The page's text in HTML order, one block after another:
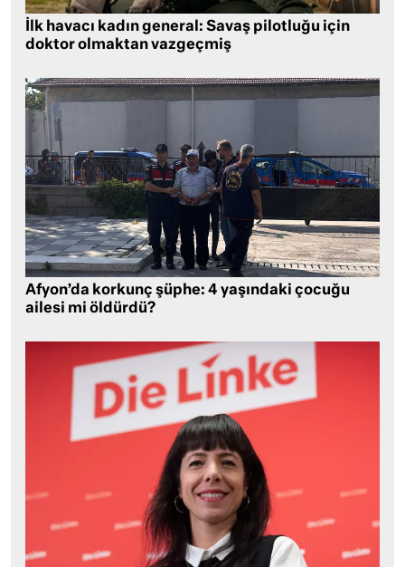
İlk havacı kadın general: Savaş pilotluğu için
doktor olmaktan vazgeçmiş
Afyon’da korkunç şüphe: 4 yaşındaki çocuğu
ailesi mi öldürdü?